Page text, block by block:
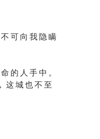
可 向 我 隐 瞒
的 人 手 中 。
这 城 也 不 至